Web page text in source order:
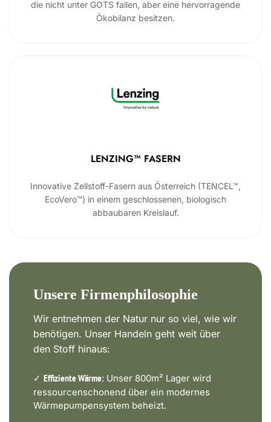
die nicht unter GOTS fallen, aber eine hervorragende
Ökobilanz besitzen.
LENZING™ FASERN
Innovative Zellstoff-Fasern aus Österreich (TENCEL™,
EcoVero™) in einem geschlossenen, biologisch
abbaubaren Kreislauf.
Unsere Firmenphilosophie
Wir entnehmen der Natur nur so viel, wie wir
benötigen. Unser Handeln geht weit über
den Stoff hinaus:
✓ Effiziente Wärme: Unser 800m² Lager wird
ressourcenschonend über ein modernes
Wärmepumpensystem beheizt.